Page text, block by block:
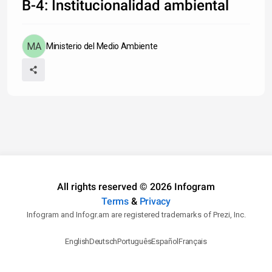
B-4: Institucionalidad ambiental
Ministerio del Medio Ambiente
All rights reserved © 2026 Infogram
Terms& Privacy
Infogram and Infogr.am are registered trademarks of Prezi, Inc.
EnglishDeutschPortuguêsEspañolFrançais